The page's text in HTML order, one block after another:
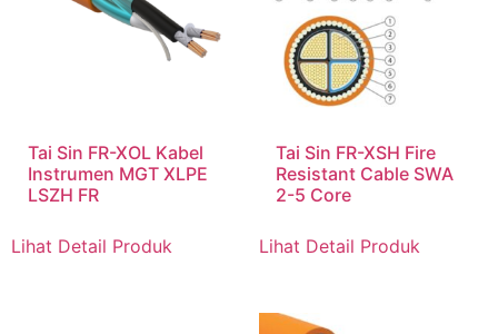
Tai Sin FR-XOL Kabel
Instrumen MGT XLPE
LSZH FR
Lihat Detail Produk
Tai Sin FR-XSH Fire
Resistant Cable SWA
2-5 Core
Lihat Detail Produk